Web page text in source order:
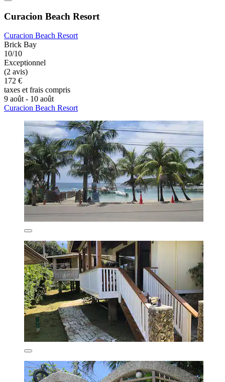
Curacion Beach Resort
Curacion Beach Resort
Brick Bay
10/10
Exceptionnel
(2 avis)
172 €
taxes et frais compris
9 août - 10 août
Curacion Beach Resort